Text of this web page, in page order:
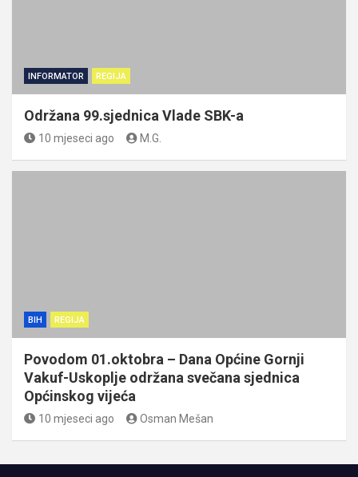
INFORMATOR REGIJA
Održana 99.sjednica Vlade SBK-a
10 mjeseci ago M.G.
BIH REGIJA
Povodom 01.oktobra – Dana Općine Gornji
Vakuf-Uskoplje održana svečana sjednica
Općinskog vijeća
10 mjeseci ago Osman Mešan